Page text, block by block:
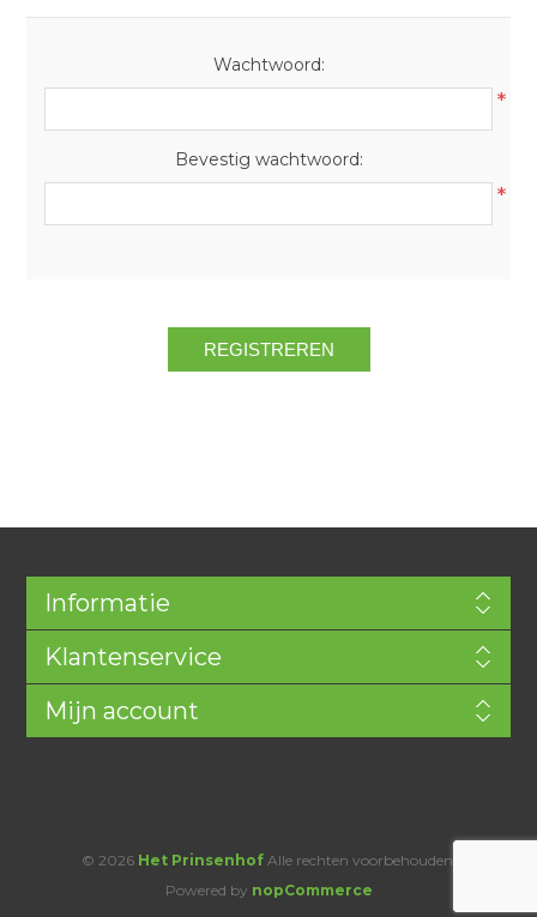
Wachtwoord:
*
Bevestig wachtwoord:
*
Informatie
Klantenservice
Mijn account
© 2026 Het Prinsenhof Alle rechten voorbehouden.
Powered by nopCommerce